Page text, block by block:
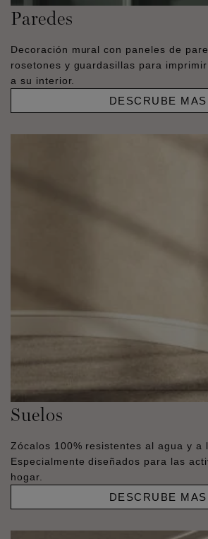
Paredes
Decoración mural con paneles de
rosetones y guardasillas para
a su interior.
DESCRUBE MAS
Suelos
Zócalos 100% resistentes al agua y a
Especialmente diseñados para las
hogar.
DESCRUBE MAS